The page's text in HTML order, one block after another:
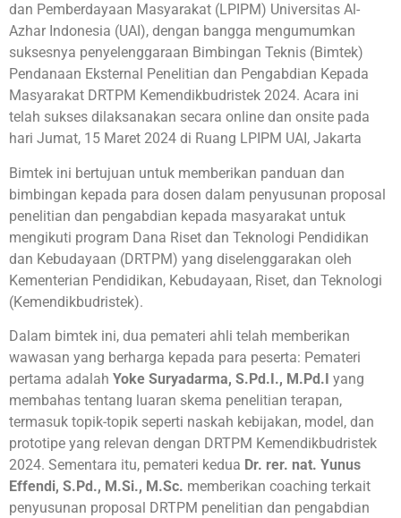
dan Pemberdayaan Masyarakat (LPIPM) Universitas Al-
Azhar Indonesia (UAI), dengan bangga mengumumkan
suksesnya penyelenggaraan Bimbingan Teknis (Bimtek)
Pendanaan Eksternal Penelitian dan Pengabdian Kepada
Masyarakat DRTPM Kemendikbudristek 2024. Acara ini
telah sukses dilaksanakan secara online dan onsite pada
hari Jumat, 15 Maret 2024 di Ruang LPIPM UAI, Jakarta
Bimtek ini bertujuan untuk memberikan panduan dan
bimbingan kepada para dosen dalam penyusunan proposal
penelitian dan pengabdian kepada masyarakat untuk
mengikuti program Dana Riset dan Teknologi Pendidikan
dan Kebudayaan (DRTPM) yang diselenggarakan oleh
Kementerian Pendidikan, Kebudayaan, Riset, dan Teknologi
(Kemendikbudristek).
Dalam bimtek ini, dua pemateri ahli telah memberikan
wawasan yang berharga kepada para peserta: Pemateri
pertama adalah Yoke Suryadarma, S.Pd.I., M.Pd.I yang
membahas tentang luaran skema penelitian terapan,
termasuk topik-topik seperti naskah kebijakan, model, dan
prototipe yang relevan dengan DRTPM Kemendikbudristek
2024. Sementara itu, pemateri kedua Dr. rer. nat. Yunus
Effendi, S.Pd., M.Si., M.Sc. memberikan coaching terkait
penyusunan proposal DRTPM penelitian dan pengabdian